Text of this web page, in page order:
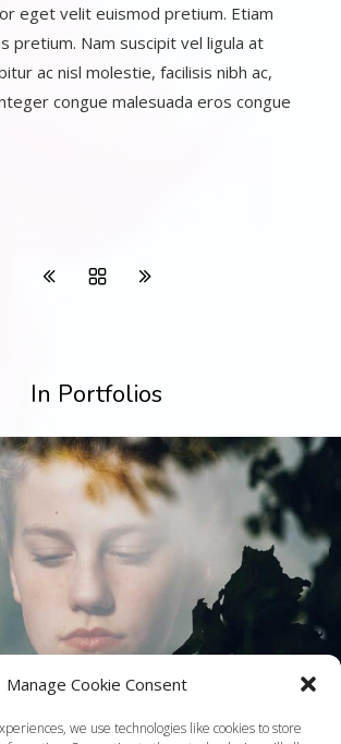
Manage Cookie Consent
we use technologies like cookies to store
eget velit euismod pretium. Etiam
pretium. Nam suscipit vel ligula at
ac nisl molestie, facilisis nibh ac,
congue malesuada eros congue
In Portfolios